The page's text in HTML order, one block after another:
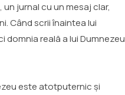
jurnal cu un mesaj clar,
Când scrii înaintea lui
domnia reală a lui Dumnezeu
este atotputernic și